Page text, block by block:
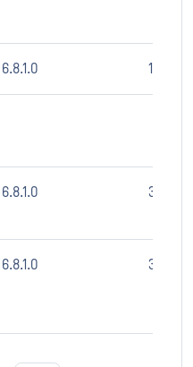
6.8.1.0 1.1.1
6.8.1.0 3.05
6.8.1.0 3.05